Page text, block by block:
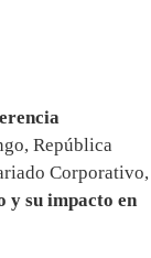
República
Corporativo,
su impacto en